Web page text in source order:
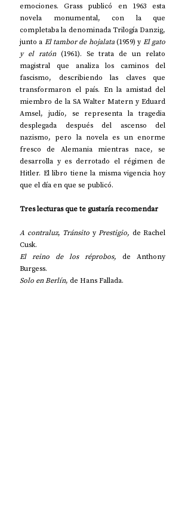
emociones. Grass publicó en 1963 esta
novela monumental, con la que
completaba la denominada Trilogía Danzig,
junto a El tambor de hojalata (1959) y El gato
y el ratón (1961). Se trata de un relato
magistral que analiza los caminos del
fascismo, describiendo las claves que
transformaron el país. En la amistad del
miembro de la SA Walter Matern y Eduard
Amsel, judío, se representa la tragedia
desplegada después del ascenso del
nazismo, pero la novela es un enorme
fresco de Alemania mientras nace, se
desarrolla y es derrotado el régimen de
Hitler. El libro tiene la misma vigencia hoy
que el día en que se publicó.
Tres lecturas que te gustaría recomendar
A contraluz, Tránsito y Prestigio, de Rachel
Cusk.
El reino de los réprobos, de Anthony
Burgess.
Solo en Berlín, de Hans Fallada.